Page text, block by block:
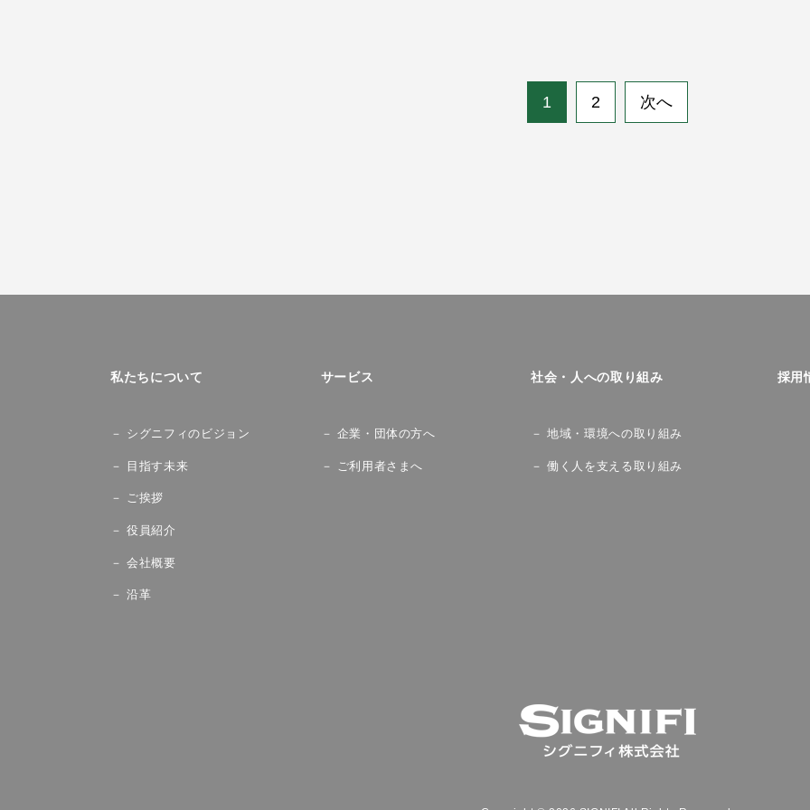
1 2 次へ
私たちについて
シグニフィのビジョン
目指す未来
ご挨拶
役員紹介
会社概要
沿革
サービス
企業・団体の方へ
ご利用者さまへ
社会・人への取り組み
地域・環境への取り組み
働く人を支える取り組み
採用